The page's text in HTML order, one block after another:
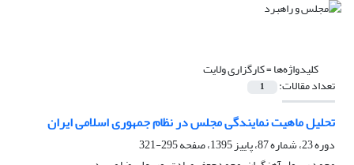
کلیدواژه‌ها =کارگزاری ولایت
تعداد مقالات: 1
تحلیل ماهیت نمایندگی مجلس در نظام جمهوری اسلامی ایران
دوره 23، شماره 87، پاییز 1395، صفحه
295-321